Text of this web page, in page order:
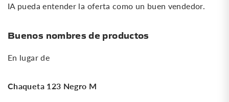
IA pueda entender la oferta como un buen vendedor.
Buenos nombres de productos
En lugar de
Chaqueta 123 Negro M